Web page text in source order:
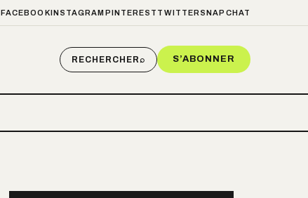
FACEBOOKINSTAGRAM PINTEREST TWITTER SNAPCHAT
RECHERCHER⌕ S’ABONNER